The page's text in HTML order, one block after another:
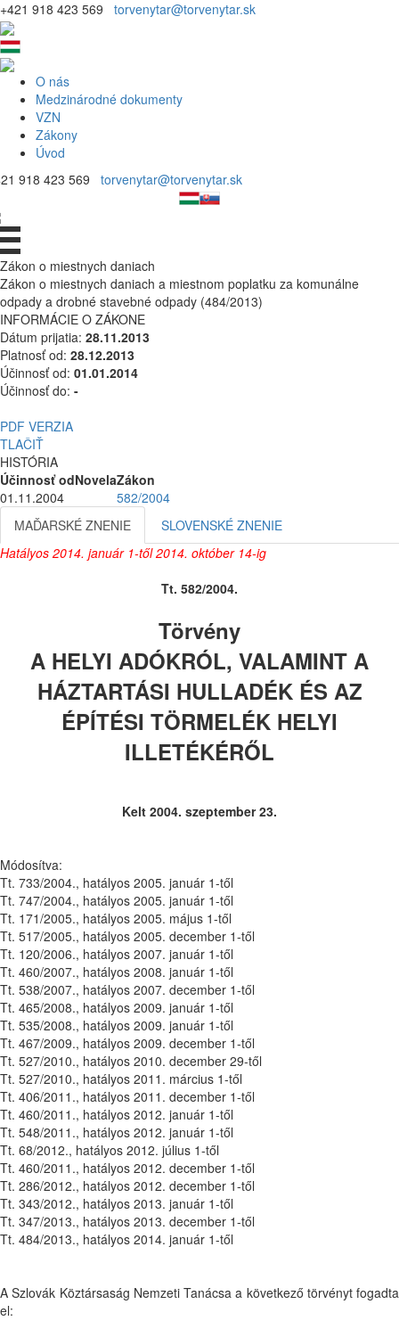
+421 918 423 569 torvenytar@torvenytar.sk
O nás
Medzinárodné dokumenty
VZN
Zákony
Úvod
918 423 569 torvenytar@torvenytar.sk
Zákon o miestnych daniach
Zákon o miestnych daniach a miestnom poplatku za komunálne
odpady a drobné stavebné odpady (484/2013)
INFORMÁCIE O ZÁKONE
Dátum prijatia: 28.11.2013
Platnosť od: 28.12.2013
Účinnosť od: 01.01.2014
Účinnosť do: -
PDF VERZIA
TLAČIŤ
HISTÓRIA
Účinnosť odNovelaZákon
01.11.2004
582/2004
MAĎARSKÉ ZNENIE
SLOVENSKÉ ZNENIE
Hatályos 2014. január 1-től 2014. október 14-ig
Tt. 582/2004.
Törvény
A HELYI ADÓKRÓL, VALAMINT A
HÁZTARTÁSI HULLADÉK ÉS AZ
ÉPÍTÉSI TÖRMELÉK HELYI
ILLETÉKÉRŐL
Kelt 2004. szeptember 23.
Módosítva:
Tt. 733/2004., hatályos 2005. január 1-től
Tt. 747/2004., hatályos 2005. január 1-től
Tt. 171/2005., hatályos 2005. május 1-től
Tt. 517/2005., hatályos 2005. december 1-től
Tt. 120/2006., hatályos 2007. január 1-től
Tt. 460/2007., hatályos 2008. január 1-től
Tt. 538/2007., hatályos 2007. december 1-től
Tt. 465/2008., hatályos 2009. január 1-től
Tt. 535/2008., hatályos 2009. január 1-től
Tt. 467/2009., hatályos 2009. december 1-től
Tt. 527/2010., hatályos 2010. december 29-től
Tt. 527/2010., hatályos 2011. március 1-től
Tt. 406/2011., hatályos 2011. december 1-től
Tt. 460/2011., hatályos 2012. január 1-től
Tt. 548/2011., hatályos 2012. január 1-től
Tt. 68/2012., hatályos 2012. július 1-től
Tt. 460/2011., hatályos 2012. december 1-től
Tt. 286/2012., hatályos 2012. december 1-től
Tt. 343/2012., hatályos 2013. január 1-től
Tt. 347/2013., hatályos 2013. december 1-től
Tt. 484/2013., hatályos 2014. január 1-től
A Szlovák Köztársaság Nemzeti Tanácsa a következő törvényt fogadta
el: